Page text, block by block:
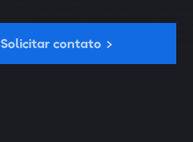
Solicitar contato